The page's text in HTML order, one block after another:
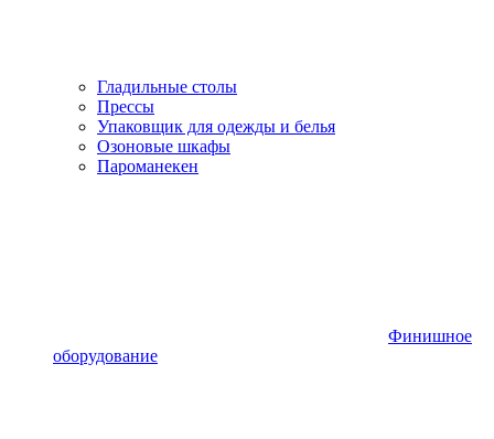
Гладильные столы
Прессы
Упаковщик для одежды и белья
Озоновые шкафы
Пароманекен
Финишное
оборудование